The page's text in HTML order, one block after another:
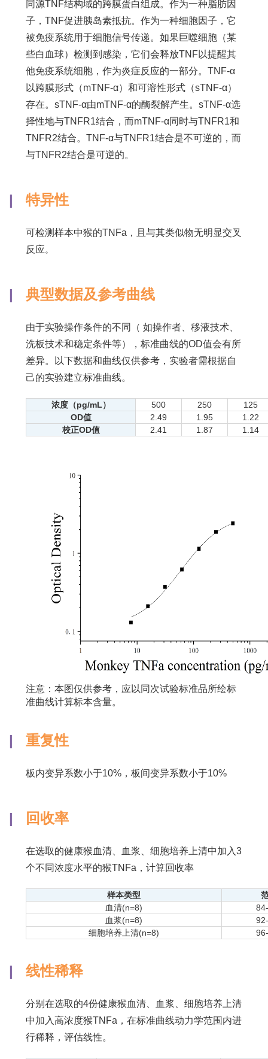
同源TNF结构域的跨膜蛋白组成。作为一种脂肪因
子，TNF促进胰岛素抵抗。作为一种细胞因子，它
被免疫系统用于细胞信号传递。如果巨噬细胞（某
些白血球）检测到感染，它们会释放TNF以提醒其
他免疫系统细胞，作为炎症反应的一部分。TNF-α
以跨膜形式（mTNF-α）和可溶性形式（sTNF-α）
存在。sTNF-α由mTNF-α的酶裂解产生。sTNF-α选
择性地与TNFR1结合，而mTNF-α同时与TNFR1和
TNFR2结合。TNF-α与TNFR1结合是不可逆的，而
与TNFR2结合是可逆的。
| 特异性
可检测样本中猴的TNFa，且与其类似物无明显交叉
反应。
| 典型数据及参考曲线
由于实验操作条件的不同（ 如操作者、移液技术、
洗板技术和稳定条件等），标准曲线的OD值会有所
差异。以下数据和曲线仅供参考，实验者需根据自
己的实验建立标准曲线。
浓度（pg/mL） 500 250
125
OD值
2.49 1.95
1.22
校正OD值
2.41 1.87 1.14
注意：本图仅供参考，应以同次试验标准品所绘标
准曲线计算标本含量。
| 重复性
板内变异系数小于10%，板间变异系数小于10%
| 回收率
在选取的健康猴血清、血浆、细胞培养上清中加入3
个不同浓度水平的猴TNFa，计算回收率
样本类型
血清(n=8)
血浆(n=8)
细胞培养上清(n=8)
| 线性稀释
分别在选取的4份健康猴血清、血浆、细胞培养上清
中加入高浓度猴TNFa，在标准曲线动力学范围内进
行稀释，评估线性。